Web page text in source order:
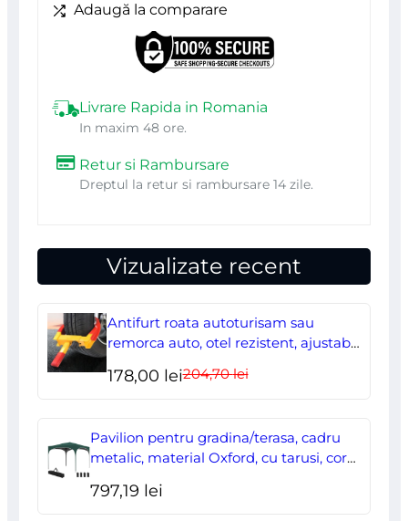
Livrare Rapida in Romania
In maxim 48 ore.
Retur si Rambursare
Dreptul la retur si rambursare 14 zile.
Adaugă la comparare
Vizualizate recent
Antifurt roata autoturisam sau
remorca auto, otel rezistent, ajustabil,
204,70leiPrețul
a
fost:
178,00 lei
Prețul
este:
178,00 lei.
Pavilion pentru gradina/terasa, cadru
metalic, material Oxford, cu tarusi, corzi
2.95×2.95×2.55 m
797,19 lei